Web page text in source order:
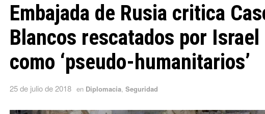
Embajada de Rusia critica
Blancos rescatados por Israel
como ‘pseudo-humanitarios’
25 de julio de 2018 en Diplomacia, Seguridad